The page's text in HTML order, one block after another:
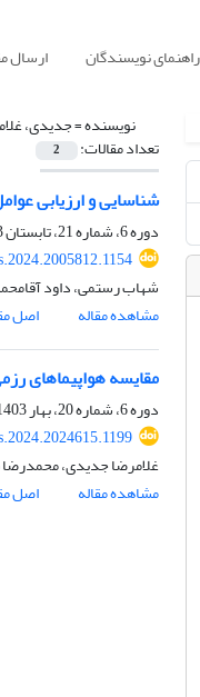
راهنمای نویسندگان ارسال
نویسنده =جدیدی،
تعداد مقالات: 2
شناسایی و ارزیابی
دوره 6، شماره 21، تابستان 1403، صفحه
شهاب رستمی، داود
مشاهده مقاله
اصل
مقایسه هواپیماهای
دوره 6، شماره 20، بهار 1403، صفحه
غلامرضا جدیدی،
مشاهده مقاله
اصل